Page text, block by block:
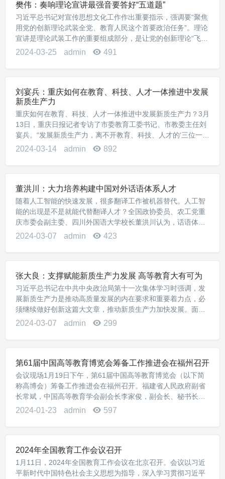
樊伟：奏响理论宣讲最强音要答好“五道题”
习近平总书记对宣传思想文化工作作出重要指示，强调要“聚焦
用党的创新理论武装全党、教育人民这个首要政治任务”。理论
宣讲是理论武装工作的重要组成部分，是让党的创新理论“飞入
寻常百姓家”的重要渠道。奏响理论宣讲最强音，要坚持问题导
2024-03-25 admin 491
刘宴兵：重庆如何在教育、科技、人才一体推进中发展
新质生产力
重庆如何在教育、科技、人才一体推进中发展新质生产力？3月
13日，重庆日报记者专访了市委教育工委书记、市教委主任刘
宴兵。“发展新质生产力，离不开教育、科技、人才的‘三位一
体’支撑。”刘宴兵表示，面对新时代对新质生产力的迫切需要，
2024-03-14 admin 892
董洪川：大力培养构建中国对外话语体系人才
随着人工智能的快速发展，很多翻译工作被机器替代。人工智
能的出现是不是就能代替翻译人才？全国政协委员、农工党重
庆市委会副主委、四川外国语大学校长董洪川认为，话语体系
是一个国家软实力的集中体现，深刻影响其主流意识形态的国
2024-03-07 admin 423
张大良：支撑赋能新质生产力发展 高等教育大有可为
习近平总书记在中共中央政治局第十一次集体学习时强调，发
展新质生产力是推动高质量发展的内在要求和重要着力点，必
须继续做好创新这篇大文章，推动新质生产力加快发展。面对
新一轮科技革命和产业变革，新质生产力的提出，为我国塑造
2024-03-07 admin 299
第61届中国高等教育博览会筹备工作推进会在福州召开
会议现场1月19日下午，第61届中国高等教育博览会（以下简
称高博会）筹备工作推进会在福州召开。福建省人民政府副省
长常斌，中国高等教育学会副会长李家俊，副会长、秘书长姜
恩来，副秘书长吴英策，福建省教育厅党组书记、厅长叶燊，
2024-01-23 admin 597
2024年全国教育工作会议召开
1月11日，2024年全国教育工作会议在北京召开。会议以习近
平新时代中国特色社会主义思想为指导，深入学习贯彻习近平